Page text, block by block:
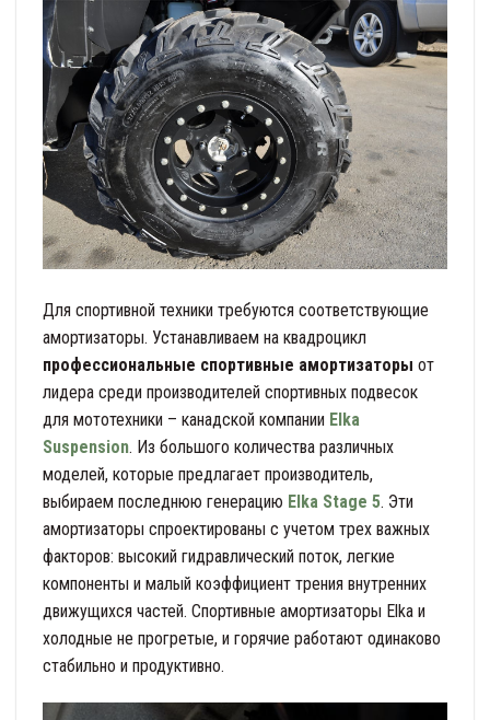
Для спортивной техники требуются соответствующие
амортизаторы. Устанавливаем на квадроцикл
профессиональные спортивные амортизаторы от
лидера среди производителей спортивных подвесок
для мототехники – канадской компании Elka
Suspension. Из большого количества различных
моделей, которые предлагает производитель,
выбираем последнюю генерацию Elka Stage 5. Эти
амортизаторы спроектированы с учетом трех важных
факторов: высокий гидравлический поток, легкие
компоненты и малый коэффициент трения внутренних
движущихся частей. Спортивные амортизаторы Elka и
холодные не прогретые, и горячие работают одинаково
стабильно и продуктивно.